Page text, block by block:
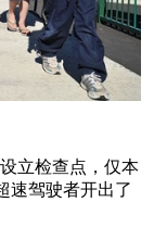
立检查点，仅本
速驾驶者开出了